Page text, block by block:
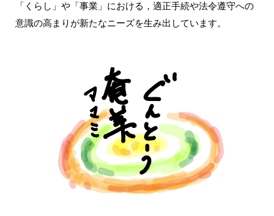
「くらし」や「事業」における，適正手続や法令遵守への
意識の高まりが新たなニーズを生み出しています。